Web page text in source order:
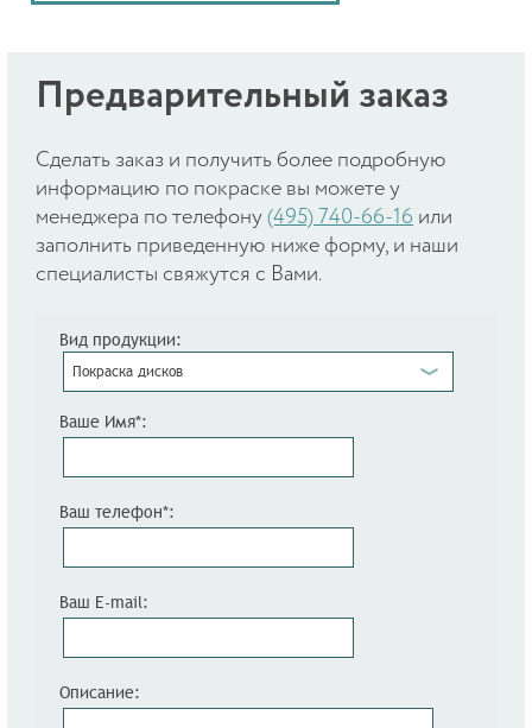
Предварительный заказ
Cделать заказ и получить более подробную
информацию по покраске вы можете у
менеджера по телефону (495) 740-66-16 или
заполнить приведенную ниже форму, и наши
специалисты свяжутся с Вами.
Вид продукции:
Покраска дисков
Ваше Имя*:
Ваш телефон*:
Ваш E-mail:
Описание: